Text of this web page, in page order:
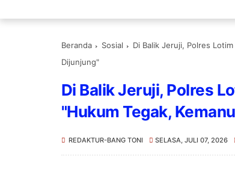
Beranda Sosial
Di Balik Jeruji, Polres
Dijunjung"
Di Balik Jeruji, Polres
"Hukum Tegak,
REDAKTUR-BANG TONI SELASA, JULI 07, 2026